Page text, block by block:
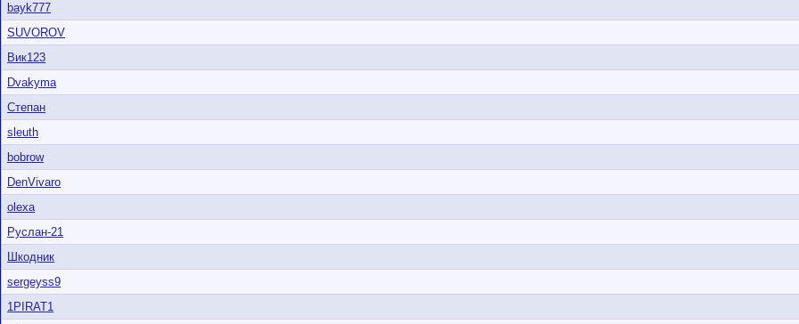
bayk777
SUVOROV
Вик123
Dvakyma
Степан
sleuth
bobrow
DenVivaro
olexa
Руслан-21
Шкодник
sergeyss9
1PIRAT1